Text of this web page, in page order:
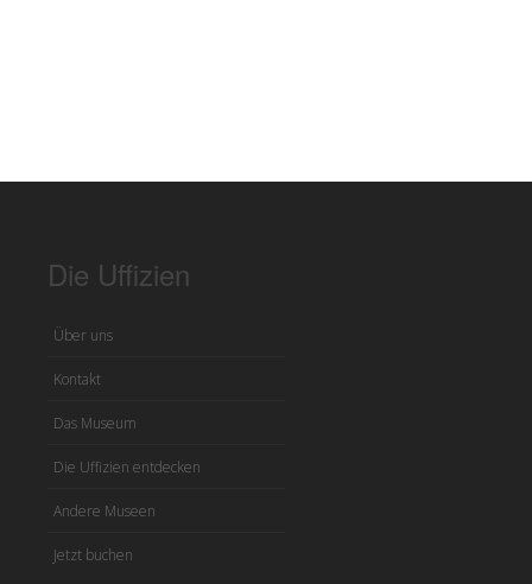
Die Uffizien
Über uns
Kontakt
Das Museum
Die Uffizien entdecken
Andere Museen
Jetzt buchen